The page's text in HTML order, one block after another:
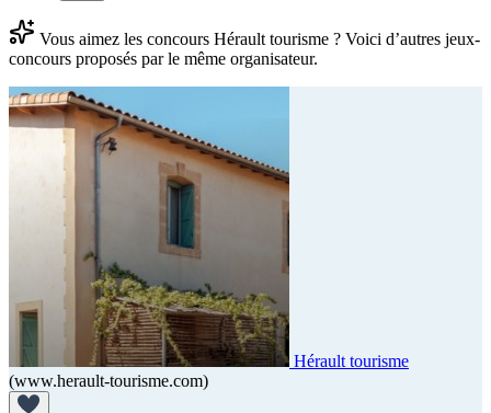
Vous aimez les concours Hérault tourisme ? Voici d’autres jeux-
concours proposés par le même organisateur.
Hérault tourisme
(www.herault-tourisme.com)